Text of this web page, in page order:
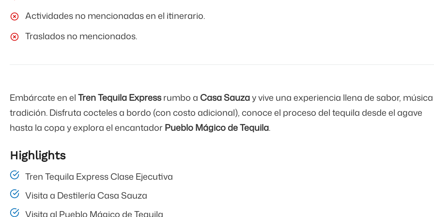
Actividades no mencionadas en el itinerario.
Traslados no mencionados.
Embárcate en elTren Tequila Expressrumbo aCasa Sauzay vive una experiencia llena de sabor,
tradición. Disfruta cocteles a bordo (con costo adicional), conoce el proceso del tequila desde el agave
hasta la copa y explora el encantadorPueblo Mágico de Tequila.
Highlights
Tren Tequila Express Clase Ejecutiva
Visita a Destilería Casa Sauza
Visita al Pueblo Mágico de Tequila